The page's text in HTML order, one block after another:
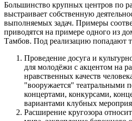
Большинство крупных центров по
выстраивает собственную
выполняемых задач. Примеры
приводятся на примере одного из
Тамбов. Под реализацию попадают
Проведение досуга и
для молодёжи с акцентом на
нравственных качеств
"вооружается" театральными
концертами, конкурсами,
вариантами клубных
Расширение кругозора